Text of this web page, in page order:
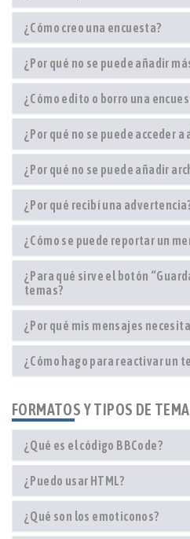
¿Cómo creo una encuesta?
¿Por qué no se puede añadir
¿Cómo edito o borro una
¿Por qué no se puede acceder a
¿Por qué no se puede añadir
¿Por qué recibí una
¿Cómo se puede reportar un
¿Para qué sirve el botón
temas?
¿Por qué mis mensajes
¿Cómo hago para reactivar un
FORMATOS Y TIPOS DE
¿Qué es el código BBCode?
¿Puedo usar HTML?
¿Qué son los emoticonos?